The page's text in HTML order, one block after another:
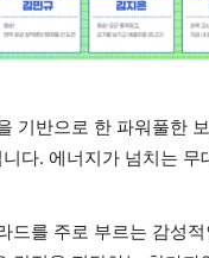
기반으로 한 파워풀한
다. 에너지가 넘치는 무
드를 주로 부르는 감성